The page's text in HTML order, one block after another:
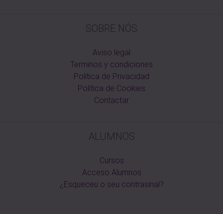
SOBRE NÓS
Aviso legal
Terminos y condiciones
Política de Privacidad
Política de Cookies
Contactar
ALUMNOS
Cursos
Acceso Alumnos
¿Esqueceu o seu contrasinal?